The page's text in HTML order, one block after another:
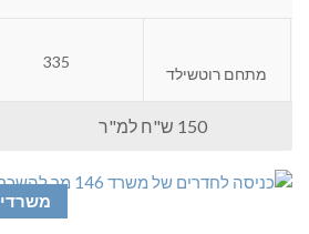
מתחם רוטשילד
335
150 ש"ח למ"ר